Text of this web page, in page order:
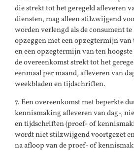
die strekt tot het geregeld afleveren
diensten, mag alleen stilzwijgend
worden verlengd als de consument
opzeggen met een opzegtermijn van
en een opzegtermijn van ten
de overeenkomst strekt tot het
eenmaal per maand, afleveren van
weekbladen en tijdschriften.
7. Een overeenkomst met beperkte
kennismaking afleveren van dag-,
en tijdschriften (proef- of
wordt niet stilzwijgend voortgezet
na afloop van de proef- of